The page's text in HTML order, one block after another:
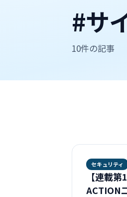
#サ
10件の記事
セキュリティ
【連載
ACTION